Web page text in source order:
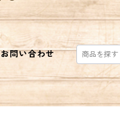
お問い合わせ